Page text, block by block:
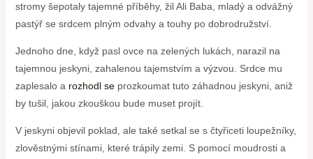
stromy šepotaly tajemné příběhy, žil Ali Baba, mladý a odvážný
pastýř se srdcem plným odvahy a touhy po dobrodružství.
Jednoho dne, když pasl ovce na zelených lukách, narazil na
tajemnou jeskyni, zahalenou tajemstvím a výzvou. Srdce mu
zaplesalo a rozhodl seprozkoumat tuto záhadnou jeskyni, aniž
by tušil, jakou zkouškou bude muset projít.
V jeskyni objevil poklad, ale také setkal se s čtyřiceti loupežníky,
zlověstnými stínami, které trápily zemi. S pomocí moudrosti a